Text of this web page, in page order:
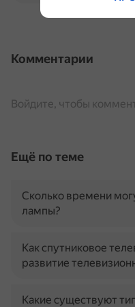
Комментарии
Войдите, чтобы
Ещё по теме
Сколько времени
лампы?
Как спутниковое
развитие
Какие существуют